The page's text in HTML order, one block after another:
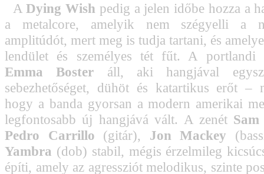
ADying Wish pedig a jelen időbe hozza a
a metalcore, amelyik nem szégyelli a
amplitúdót, mert meg is tudja tartani, és
lendület és személyes tét fűt. A portlandi
Emma Boster áll, aki hangjával
sebezhetőséget, dühöt és katartikus erőt –
hogy a banda gyorsan a modern amerikai
legfontosabb új hangjává vált. A zenét
Pedro Carrillo (gitár), Jon Mackey
Yambra (dob) stabil, mégis érzelmileg
építi, amely az agressziót melodikus, szinte